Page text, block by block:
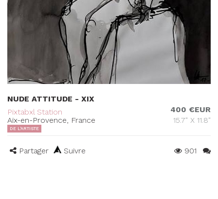
NUDE ATTITUDE - XIX
Pixtabxl Station
Aix-en-Provence, France
400 €EUR
15.7" X 11.8"
DE L'ARTISTE
Partager Suivre 901